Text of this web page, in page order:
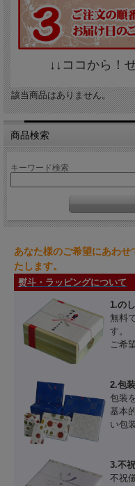
↓↓ココから！
該当商品はありません。
商品検索
キーワード検索
あなた様のご希望にあわ
たします。
熨斗・ラッピングについて
1.の
無料
す。
ご希
2.包
包装
基本
い包
3.不
不祝